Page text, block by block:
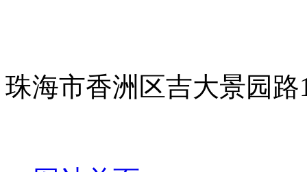
珠海市香洲区吉大景园